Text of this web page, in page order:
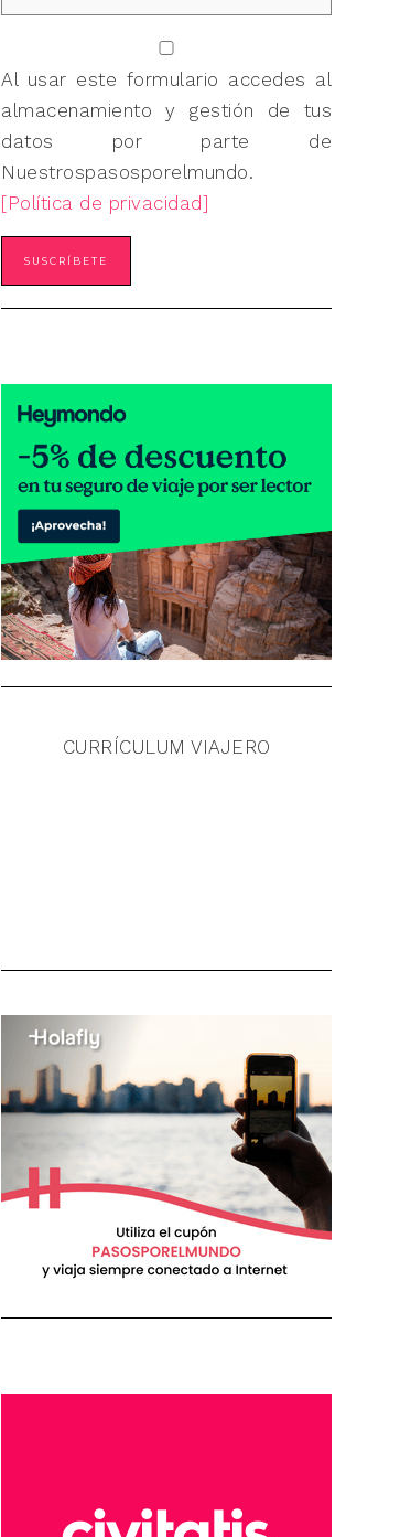
Al usar este formulario accedes al
almacenamiento y gestión de tus
datos por parte de
Nuestrospasosporelmundo.
[Política de privacidad]
CURRÍCULUM VIAJERO